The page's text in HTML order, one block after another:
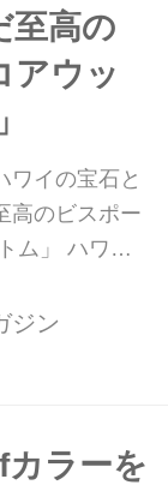
至高の
アウッ
ワイの宝石と
高のビスポー
ム」 ハワイ
エンド「フ
ーションが、
ジン
カラーを